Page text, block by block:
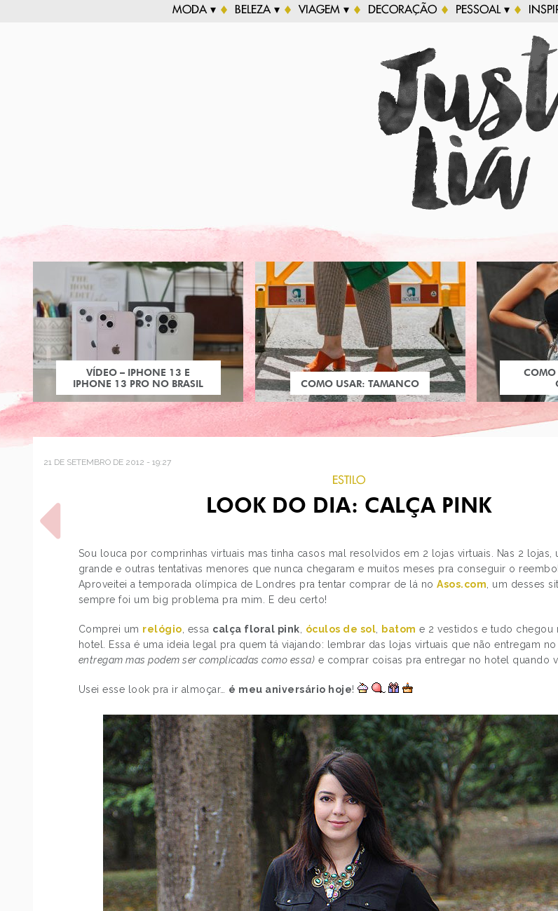
MODA ▾ BELEZA ▾ VIAGEM ▾ DECORAÇÃO PESSOAL ▾
VÍDEO – IPHONE 13 E
IPHONE 13 PRO NO BRASIL
COMO USAR: TAMANCO
COMO
21 DE SETEMBRO DE 2012 - 19:27
ESTILO
LOOK DO DIA: CALÇA PINK
Sou louca por comprinhas virtuais mas tinha casos mal resolvidos em 2 lojas virtuais. Nas 2 lojas,
grande e outras tentativas menores que nunca chegaram e muitos meses pra conseguir o
Aproveitei a temporada olímpica de Londres pra tentar comprar de lá noAsos.com , um desses
sempre foi um big problema pra mim. E deu certo!
Comprei um relógio , essa calça floral pink óculos de sol batom e 2 vestidos e tudo chegou
hotel. Essa é uma ideia legal pra quem tá viajando: lembrar das lojas virtuais que não entregam no
entregam mas podem ser complicadas como essa) e comprar coisas pra entregar no hotel quando
Usei esse look pra ir almoçar… é meu aniversário hoje!
POST ANTERIOR
ESTILO: ROSE BYRNE